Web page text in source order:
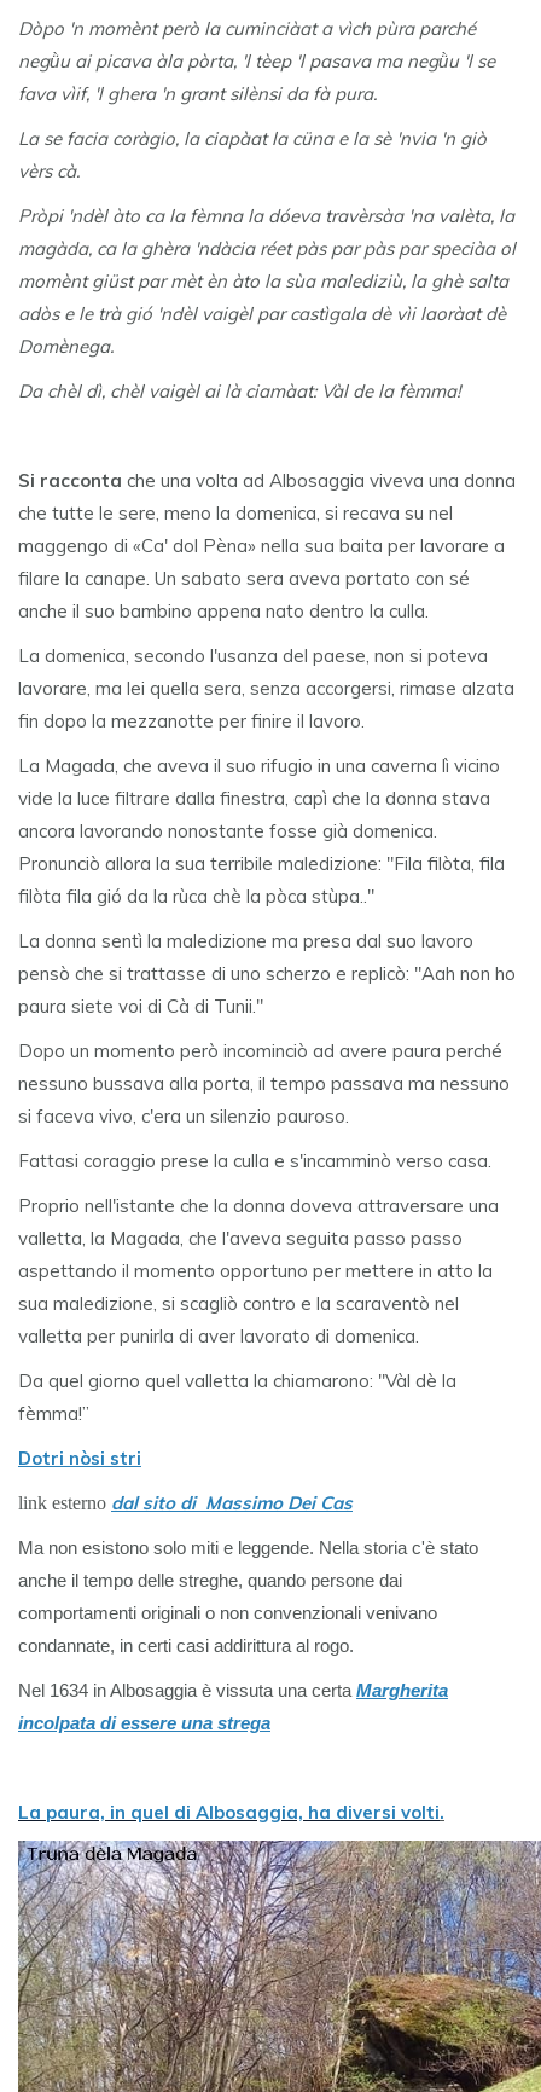
Dòpo 'n momènt però la cuminciàat a vìch pùra parché
negǜu ai picava àla pòrta, 'l tèep 'l pasava ma negǜu 'l se
fava vìif, 'l ghera 'n grant silènsi da fà pura.
La se facia coràgio, la ciapàat la cüna e la sè 'nvia 'n giò
vèrs cà.
Pròpi 'ndèl àto ca la fèmna la dóeva travèrsàa 'na valèta, la
magàda, ca la ghèra 'ndàcia réet pàs par pàs par speciàa ol
momènt giüst par mèt èn àto la sùa malediziù, la ghè salta
adòs e le trà gió 'ndèl vaigèl par castìgala dè vìi laoràat dè
Domènega.
Da chèl dì, chèl vaigèl ai là ciamàat: Vàl de la fèmma!
Si racconta che una volta ad Albosaggia viveva una donna
che tutte le sere, meno la domenica, si recava su nel
maggengo di «Ca' dol Pèna» nella sua baita per lavorare a
filare la canape. Un sabato sera aveva portato con sé
anche il suo bambino appena nato dentro la culla.
La domenica, secondo l'usanza del paese, non si poteva
lavorare, ma lei quella sera, senza accorgersi, rimase alzata
fin dopo la mezzanotte per finire il lavoro.
La Magada, che aveva il suo rifugio in una caverna lì vicino
vide la luce filtrare dalla finestra, capì che la donna stava
ancora lavorando nonostante fosse già domenica.
Pronunciò allora la sua terribile maledizione: "Fila filòta, fila
filòta fila gió da la rùca chè la pòca stùpa.."
La donna sentì la maledizione ma presa dal suo lavoro
pensò che si trattasse di uno scherzo e replicò: "Aah non ho
paura siete voi di Cà di Tunii."
Dopo un momento però incominciò ad avere paura perché
nessuno bussava alla porta, il tempo passava ma nessuno
si faceva vivo, c'era un silenzio pauroso.
Fattasi coraggio prese la culla e s'incamminò verso casa.
Proprio nell'istante che la donna doveva attraversare una
valletta, la Magada, che l'aveva seguita passo passo
aspettando il momento opportuno per mettere in atto la
sua maledizione, si scagliò contro e la scaraventò nel
valletta per punirla di aver lavorato di domenica.
Da quel giorno quel valletta la chiamarono: "Vàl dè la
fèmma!”
Dotri nòsi stri
link esterno dal sito di Massimo Dei Cas
Ma non esistono solo miti e leggende. Nella storia c'è stato
anche il tempo delle streghe, quando persone dai
comportamenti originali o non convenzionali venivano
condannate, in certi casi addirittura al rogo.
Nel 1634 in Albosaggia è vissuta una certa Margherita
incolpata di essere una strega
La paura, in quel di Albosaggia, ha diversi volti.